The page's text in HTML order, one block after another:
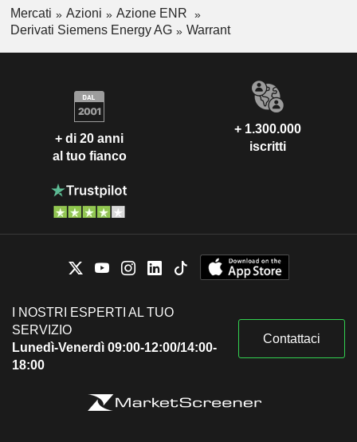
Mercati Azioni
Azione ENR
Derivati Siemens Energy AG
Warrant
+ di 20 anni
al tuo fianco
+ 1.300.000
iscritti
I NOSTRI ESPERTI AL TUO
SERVIZIO
Lunedì-Venerdì 09:00-12:00/14:00-
18:00
Contattaci